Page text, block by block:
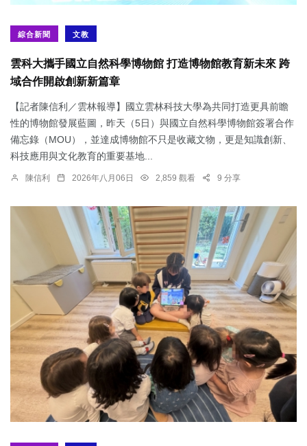
綜合新聞 文教
雲科大攜手國立自然科學博物館 打造博物館教育新未來 跨
域合作開啟創新新篇章
【記者陳信利／雲林報導】國立雲林科技大學為共同打造更具前瞻
性的博物館發展藍圖，昨天（5日）與國立自然科學博物館簽署合作
備忘錄（MOU），並達成博物館不只是收藏文物，更是知識創新、
科技應用與文化教育的重要基地...
陳信利 2026年八月06日 2,859 觀看 9 分享